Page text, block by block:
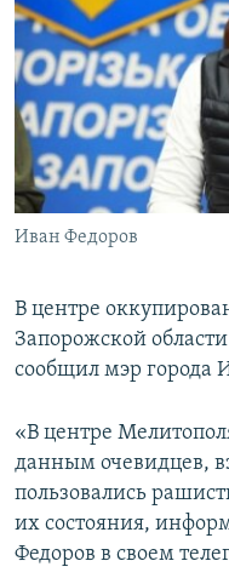
ПРОПАВШИЕ БЕЗ ВЕСТИ
ПОБЕДИТЕЛЕЙ НЕ СУДЯТ?
КРЫМ.НЕПОКОРЕННЫЙ
ELIFBE
УКРАИНСКАЯ ПРОБЛЕМА
Qırımtatar
ПРИСОЕДИНЯЙТЕСЬ!
Все сайты RFE/RL
Иван Федоров
В центре
Запорожской
сообщил мэр города
«В центре
данным очевидцев,
пользовались
их состояния,
Федоров в своем